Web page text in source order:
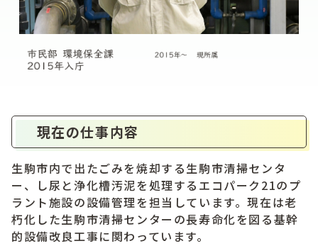
現在の仕事内容
生駒市内で出たごみを焼却する生駒市清掃センタ
ー、し尿と浄化槽汚泥を処理するエコパーク21のプ
ラント施設の設備管理を担当しています。現在は老
朽化した生駒市清掃センターの長寿命化を図る基幹
的設備改良工事に関わっています。